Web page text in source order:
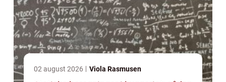
02 august 2026 Viola Rasmusen